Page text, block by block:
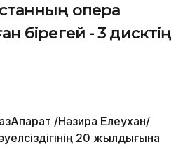
опера
бірегей - 3 дисктің
/Нәзира Елеухан/
20 жылдығына